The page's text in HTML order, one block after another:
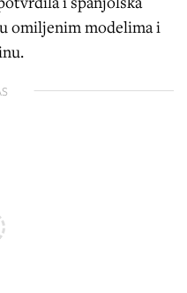
omiljenim modelima i